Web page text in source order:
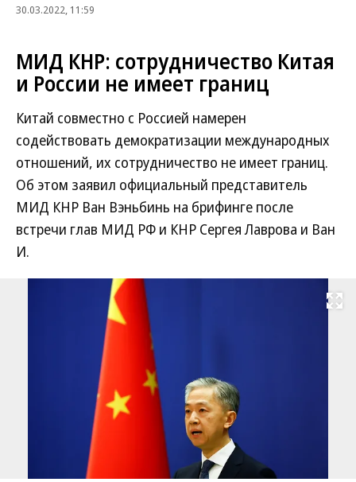
30.03.2022, 11:59
МИД КНР: сотрудничество Китая
и России не имеет границ
Китай совместно с Россией намерен
содействовать демократизации международных
отношений, их сотрудничество не имеет границ.
Об этом заявил официальный представитель
МИД КНР Ван Вэньбинь на брифинге после
встречи глав МИД РФ и КНР Сергея Лаврова и Ван
И.
Развернуть